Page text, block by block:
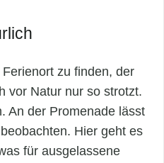
zu finden, der
vor Natur nur so strotzt.
An der Promenade lässt
Hier geht es
für ausgelassene